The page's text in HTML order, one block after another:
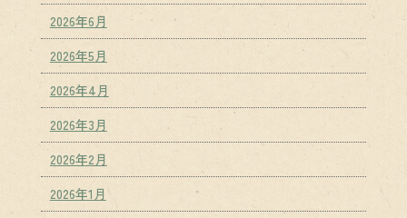
2026年6月
2026年5月
2026年4月
2026年3月
2026年2月
2026年1月